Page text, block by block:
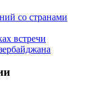
со странами
встречи